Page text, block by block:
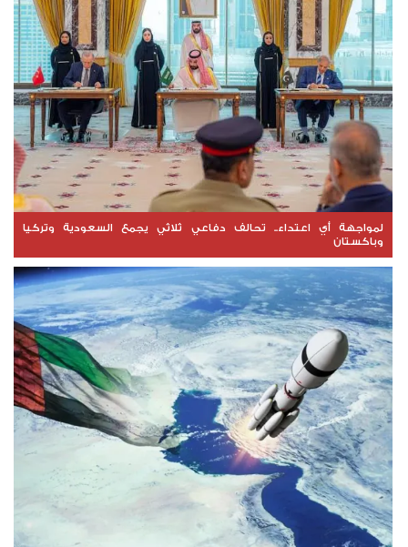
لمواجهة أي اعتداء.. تحالف دفاعي ثلاثي يجمع السعودية وتركيا
وباكستان